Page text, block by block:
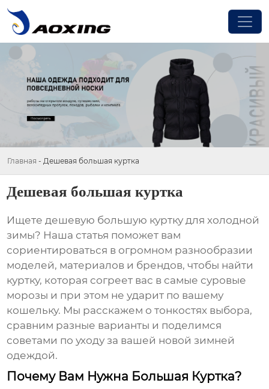
Главная - Дешевая большая куртка
Дешевая большая куртка
Ищетедешевую большую куртку для холодной
зимы? Наша статья поможет вам
сориентироваться в огромном разнообразии
моделей, материалов и брендов, чтобы найти
куртку, которая согреет вас в самые суровые
морозы и при этом не ударит по вашему
кошельку. Мы расскажем о тонкостях выбора,
сравним разные варианты и поделимся
советами по уходу за вашей новой зимней
одеждой.
Почему Вам Нужна Большая Куртка?